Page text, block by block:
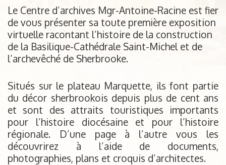
Le Centre d’archives Mgr-Antoine-Racine est fier
de vous présenter sa toute première exposition
virtuelle racontant l’histoire de la construction
de la Basilique-Cathédrale Saint-Michel et de
l’archevêché de Sherbrooke.
Situés sur le plateau Marquette, ils font partie
du décor sherbrookois depuis plus de cent ans
et sont des attraits touristiques importants
pour l’histoire diocésaine et pour l’histoire
régionale. D’une page à l’autre vous les
découvrirez à l’aide de documents,
photographies, plans et croquis d’architectes.